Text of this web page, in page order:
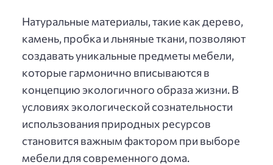
Натуральные материалы, такие как дерево,
камень, пробка и льняные ткани, позволяют
создавать уникальные предметы мебели,
которые гармонично вписываются в
концепцию экологичного образа жизни. В
условиях экологической сознательности
использования природных ресурсов
становится важным фактором при выборе
мебели для современного дома.